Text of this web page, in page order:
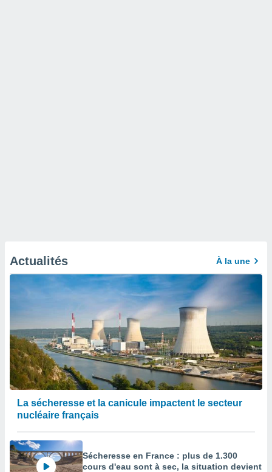
Actualités À la une
La sécheresse et la canicule impactent le secteur
nucléaire français
Sécheresse en France : plus de 1.300
cours d'eau sont à sec, la situation devient